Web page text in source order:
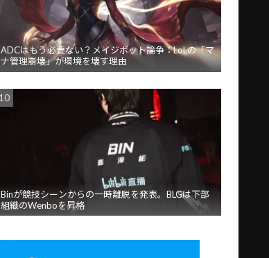
ADCはもう必要ない？メイジボット論争：LoLの「マ
ナ管理崩壊」が環境を壊す理由
Binが競技シーンからの一時離脱を発表。BLGは下部
組織のWenboを昇格